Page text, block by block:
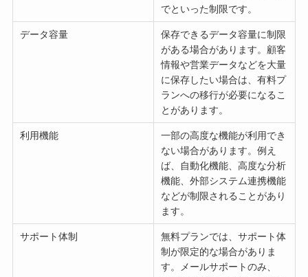
でといった制限です。
データ容量
保存できるデータ容量に制限
がある場合があります。顧客
情報や営業データなどを大量
に保存したい場合は、有料プ
ランへの移行が必要になるこ
とがあります。
利用機能
一部の高度な機能が利用でき
ない場合があります。例え
ば、自動化機能、高度な分析
機能、外部システム連携機能
などが制限されることがあり
ます。
サポート体制
無料プランでは、サポート体
制が限定的な場合がありま
す。メールサポートのみ、